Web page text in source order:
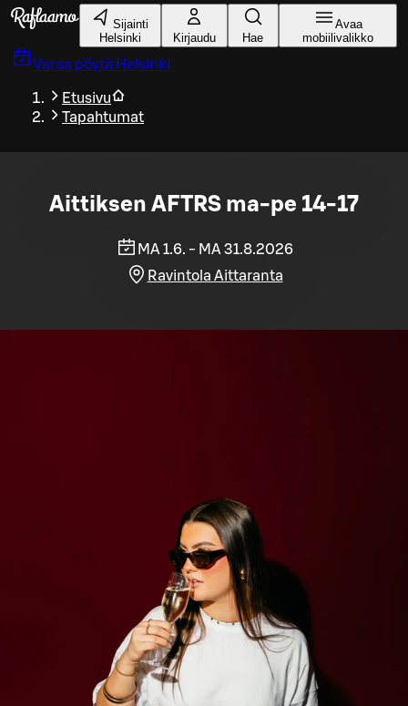
Siirry pääsisältöön
Sijainti
Helsinki
Kirjaudu Hae
Avaa
mobiilivalikko
Varaa pöytä Helsinki
Etusivu
Tapahtumat
Aittiksen AFTRS ma-pe 14-17
MA 1.6. - MA 31.8.2026
Ravintola Aittaranta